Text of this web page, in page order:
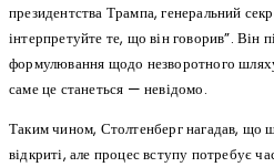
президентства Трампа, генеральний
інтерпретуйте те, що він говорив”. Він
формулювання щодо незворотного
саме це станеться — невідомо.
Таким чином, Столтенберг нагадав, що
відкриті, але процес вступу потребує